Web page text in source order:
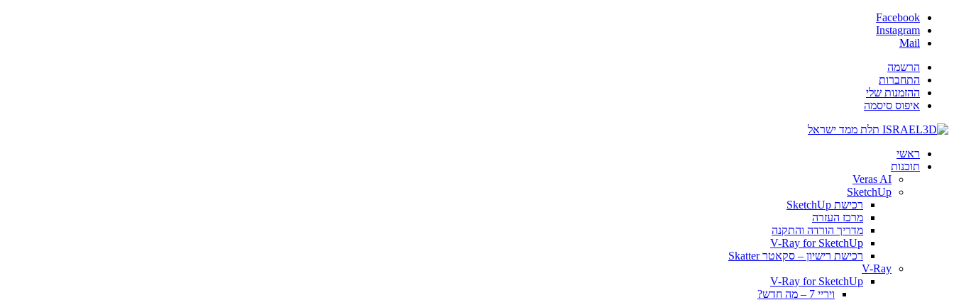
Facebook
Instagram
Mail
הרשמה
התחברות
ההזמנות שלי
איפוס סיסמה
ראשי
תוכנות
Veras AI
SketchUp
רכישת SketchUp
מרכז העזרה
מדריך הורדה והתקנה
V-Ray for SketchUp
רכישת רישיון – סקאטר Skatter
V-Ray
V-Ray for SketchUp
ויריי 7 – מה חדש?